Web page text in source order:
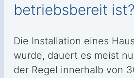
betriebsbereit ist?
Die Installation eines
wurde, dauert es meist
der Regel innerhalb von